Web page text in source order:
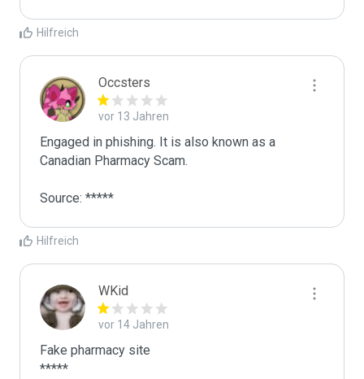
Hilfreich
Occsters
vor 13 Jahren
Engaged in phishing. It is also known as a
Canadian Pharmacy Scam.
Source: *****
Hilfreich
WKid
vor 14 Jahren
Fake pharmacy site
*****